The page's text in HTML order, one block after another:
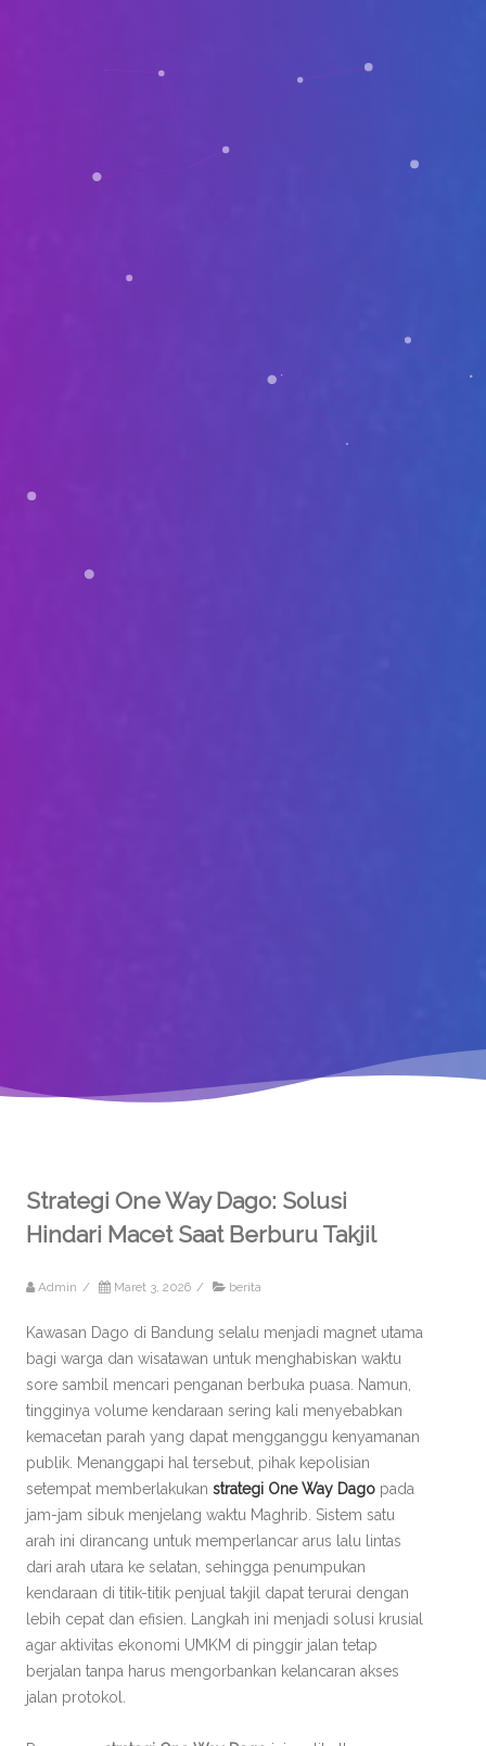
Strategi One Way Dago: Solusi
Hindari Macet Saat Berburu Takjil
Admin / Maret 3, 2026 / berita
Kawasan Dago di Bandung selalu menjadi magnet utama
bagi warga dan wisatawan untuk menghabiskan waktu
sore sambil mencari penganan berbuka puasa. Namun,
tingginya volume kendaraan sering kali menyebabkan
kemacetan parah yang dapat mengganggu kenyamanan
publik. Menanggapi hal tersebut, pihak kepolisian
setempat memberlakukan strategi One Way Dago pada
jam-jam sibuk menjelang waktu Maghrib. Sistem satu
arah ini dirancang untuk memperlancar arus lalu lintas
dari arah utara ke selatan, sehingga penumpukan
kendaraan di titik-titik penjual takjil dapat terurai dengan
lebih cepat dan efisien. Langkah ini menjadi solusi krusial
agar aktivitas ekonomi UMKM di pinggir jalan tetap
berjalan tanpa harus mengorbankan kelancaran akses
jalan protokol.